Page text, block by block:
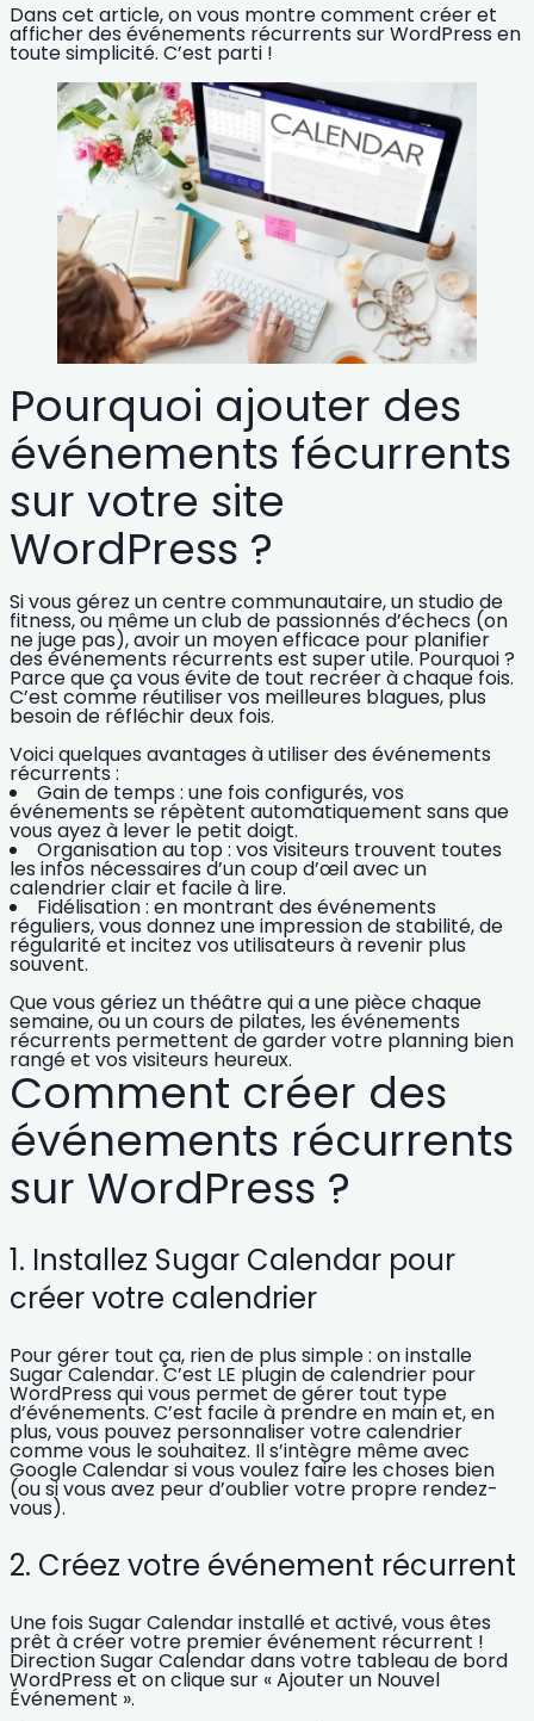
Dans cet article, on vous montre comment créer et
afficher des événements récurrents sur WordPress en
toute simplicité. C’est parti !
Pourquoi ajouter des
événements fécurrents
sur votre site
WordPress ?
Si vous gérez un centre communautaire, un studio de
fitness, ou même un club de passionnés d’échecs (on
ne juge pas), avoir un moyen efficace pour planifier
des événements récurrents est super utile. Pourquoi ?
Parce que ça vous évite de tout recréer à chaque fois.
C’est comme réutiliser vos meilleures blagues, plus
besoin de réfléchir deux fois.
Voici quelques avantages à utiliser des événements
récurrents :
Gain de temps : une fois configurés, vos
événements se répètent automatiquement sans que
vous ayez à lever le petit doigt.
Organisation au top: vos visiteurs trouvent toutes
les infos nécessaires d’un coup d’œil avec un
calendrier clair et facile à lire.
Fidélisation: en montrant des événements
réguliers, vous donnez une impression de stabilité, de
régularité et incitez vos utilisateurs à revenir plus
souvent.
Que vous gériez un théâtre qui a une pièce chaque
semaine, ou un cours de pilates, les événements
récurrents permettent de garder votre planning bien
rangé et vos visiteurs heureux.
Comment créer des
événements récurrents
sur WordPress ?
1. Installez Sugar Calendar pour
créer votre calendrier
Pour gérer tout ça, rien de plus simple : on installe
Sugar Calendar. C’est LE plugin de calendrier pour
WordPress qui vous permet de gérer tout type
d’événements. C’est facile à prendre en main et, en
plus, vous pouvez personnaliser votre calendrier
comme vous le souhaitez. Il s’intègre même avec
Google Calendarsi vous voulez faire les choses bien
(ou si vous avez peur d’oublier votre propre rendez-
vous).
2. Créez votre événement récurrent
Une fois Sugar Calendar installé et activé, vous êtes
prêt à créer votre premier événement récurrent !
Direction Sugar Calendar dans votre tableau de bord
WordPress et on clique sur « Ajouter un Nouvel
Événement ».